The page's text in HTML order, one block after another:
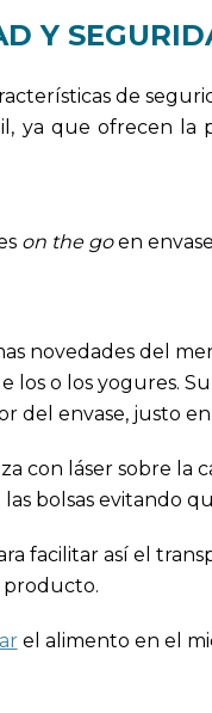
Y
de
ya que ofrecen la
on the goen
novedades del
o los yogures.
del envase, justo
con láser sobre la
bolsas evitando
facilitar así el
producto.
el alimento en el